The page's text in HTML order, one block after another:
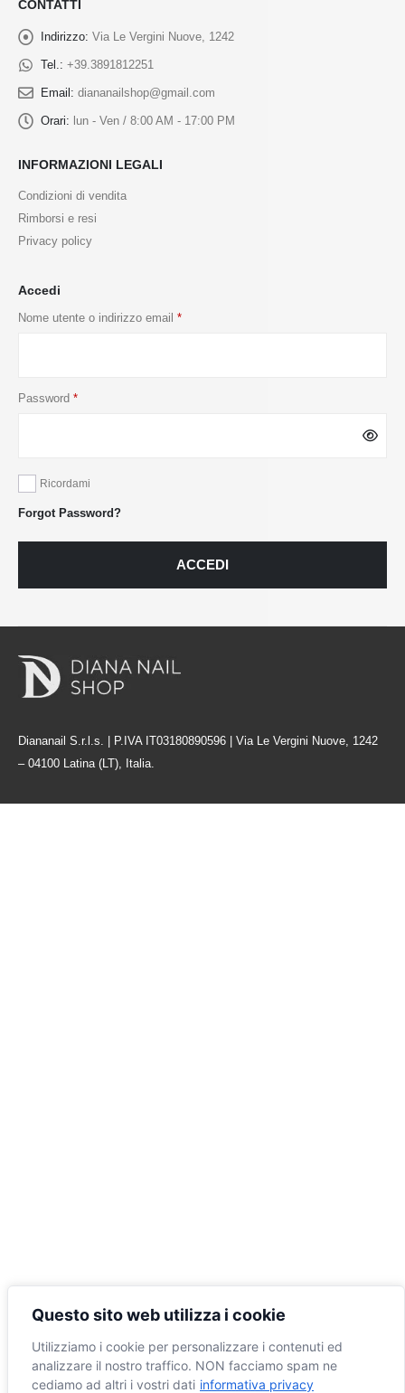
Questo sito web utilizza i cookie
Utilizziamo i cookie per personalizzare i contenuti ed
analizzare il nostro traffico. NON facciamo spam ne
cediamo ad altri i vostri dati informativa privacy
CONTATTI
Indirizzo: Via Le Vergini Nuove, 1242
Tel.: +39.3891812251
Email: diananailshop@gmail.com
Orari: lun - Ven / 8:00 AM - 17:00 PM
INFORMAZIONI LEGALI
Condizioni di vendita
Rimborsi e resi
Privacy policy
Accedi
Nome utente o indirizzo email *
Password *
Ricordami
Forgot Password?
ACCEDI
Diananail S.r.l.s. | P.IVA IT03180890596 | Via Le Vergini Nuove, 1242
– 04100 Latina (LT), Italia.